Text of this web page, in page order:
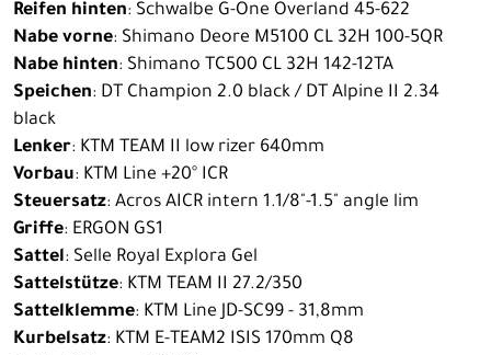
Reifen hinten: Schwalbe G-One Overland 45-622
Nabe vorne: Shimano Deore M5100 CL 32H 100-5QR
Nabe hinten: Shimano TC500 CL 32H 142-12TA
Speichen: DT Champion 2.0 black / DT Alpine II 2.34
black
Lenker: KTM TEAM II low rizer 640mm
Vorbau: KTM Line +20° ICR
Steuersatz: Acros AICR intern 1.1/8"-1.5" angle lim
Griffe: ERGON GS1
Sattel: Selle Royal Explora Gel
Sattelstütze: KTM TEAM II 27.2/350
Sattelklemme: KTM Line JD-SC99 - 31,8mm
Kurbelsatz: KTM E-TEAM2 ISIS 170mm Q8